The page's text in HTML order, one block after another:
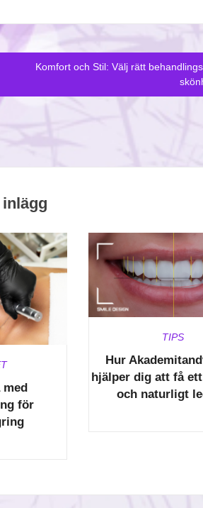
Komfort och Stil: Välj rätt
för
TIPS
Hur
hjälper dig att få
och naturligt